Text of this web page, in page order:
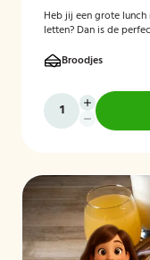
Heb jij een grote
letten? Dan is de
Broodjes